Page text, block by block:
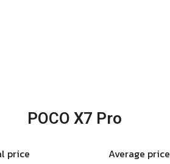
POCO X7 Pro
price Average price